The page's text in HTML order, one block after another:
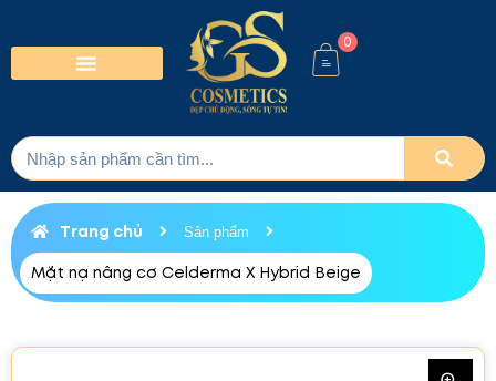
0
Trang chủ Sản phẩm
Mặt nạ nâng cơ Celderma X Hybrid Beige